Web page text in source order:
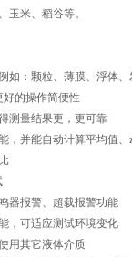
玉米、稻谷等。
如：颗粒、薄膜、浮体
的操作简便性
测量结果更，更可靠
，并能自动计算平均值、
器报警、超载报警功能
，可适应测试环境变化
用其它液体介质